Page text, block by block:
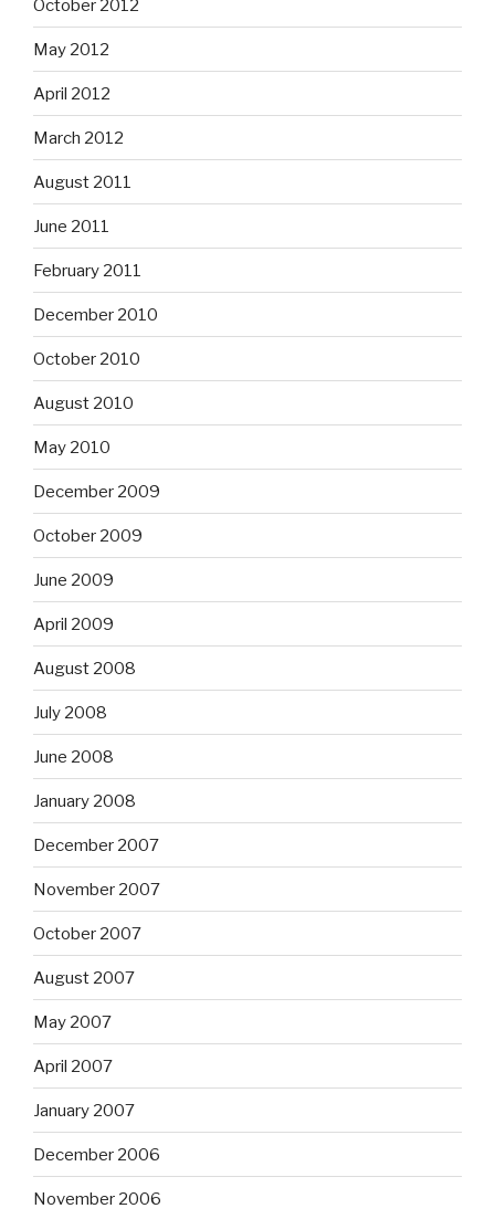
October 2012
May 2012
April 2012
March 2012
August 2011
June 2011
February 2011
December 2010
October 2010
August 2010
May 2010
December 2009
October 2009
June 2009
April 2009
August 2008
July 2008
June 2008
January 2008
December 2007
November 2007
October 2007
August 2007
May 2007
April 2007
January 2007
December 2006
November 2006